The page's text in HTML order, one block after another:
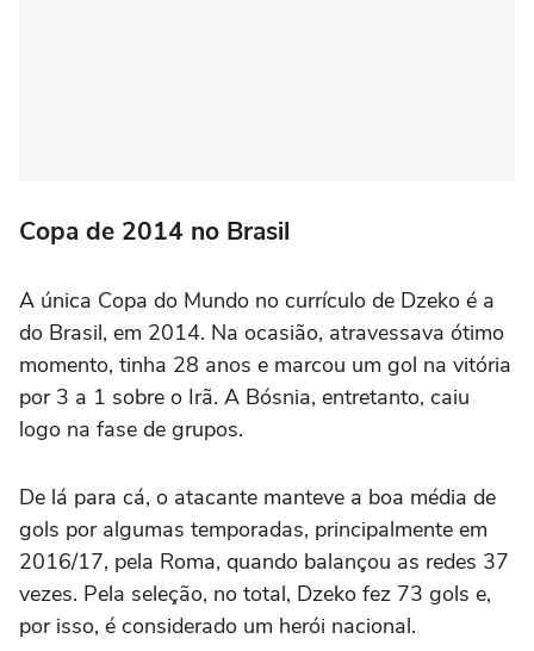
Copa de 2014 no Brasil
A única Copa do Mundo no currículo de Dzeko é a
do Brasil, em 2014. Na ocasião, atravessava ótimo
momento, tinha 28 anos e marcou um gol na vitória
por 3 a 1 sobre o Irã. A Bósnia, entretanto, caiu
logo na fase de grupos.
De lá para cá, o atacante manteve a boa média de
gols por algumas temporadas, principalmente em
2016/17, pela Roma, quando balançou as redes 37
vezes. Pela seleção, no total, Dzeko fez 73 gols e,
por isso, é considerado um herói nacional.